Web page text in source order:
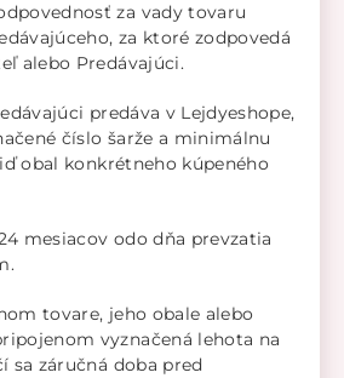
za vady tovaru
za ktoré zodpovedá
alebo Predávajúci.
predáva v Lejdyeshope,
číslo šarže a minimálnu
obal konkrétneho kúpeného
mesiacov odo dňa prevzatia
tovare, jeho obale alebo
vyznačená lehota na
sa záručná doba pred